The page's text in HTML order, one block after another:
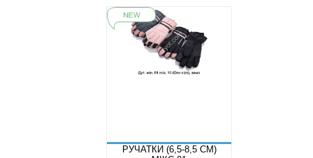
РУЧАТКИ (6,5-8,5 СМ)